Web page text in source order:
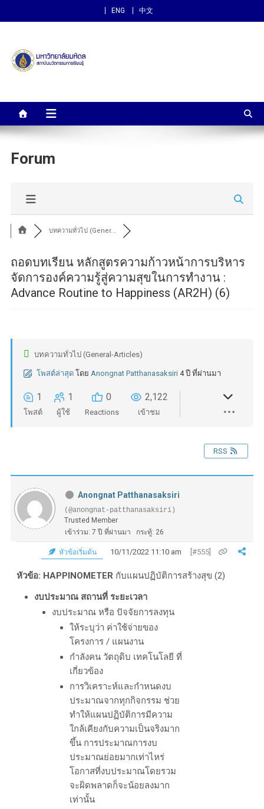
ENG 中文
สถาบันนวัตกรรมการเรียนรู้
Forum
บทความทั่วไป (Gener...
ถอดบทเรียน หลักสูตรความก้าวหน้าการบริหาร
จัดการองค์ความรู้สู่ความสุขในการทำงาน :
Advance Routine to Happiness (AR2H) (6)
บทความทั่วไป (General-Articles)
โพสต์ล่าสุด โดย Anongnat Patthanasaksiri 4 ปี ที่ผ่านมา
1
โพสต์
1
ผู้ใช้
0
Reactions
2,122
เข้าชม
RSS
Anongnat Patthanasaksiri
(@anongnat-patthanasaksiri)
Trusted Member
เข้าร่วม: 7 ปี ที่ผ่านมา
กระทู้: 26
หัวข้อเริ่มต้น 10/11/2022 11:10 am [#555]
หัวข้อ: HAPPINOMETER กับแผนปฏิบัติการสร้างสุข (2)
งบประมาณ สถานที่ ระยะเวลา
งบประมาณ หรือ ปัจจัยการลงทุน
ให้ระบุว่า ค่าใช้จ่ายของ
โครงการ / แผนงาน
กำลังคน วัตถุดิบ เทคโนโลยี ที่
เกี่ยวข้อง
การวิเคราะห์และกำหนดงบ
ประมาณจากทุกกิจกรรม ช่วย
ทำให้แผนปฏิบัติการมีความ
ใกล้เคียงกับความเป็นจริงมาก
ขึ้น การประมาณการงบ
ประมาณย่อยมากเท่าไหร่
โอกาสที่งบประมาณโดยรวม
จะผิดพลาดก็จะน้อยลงมาก
เท่านั้น